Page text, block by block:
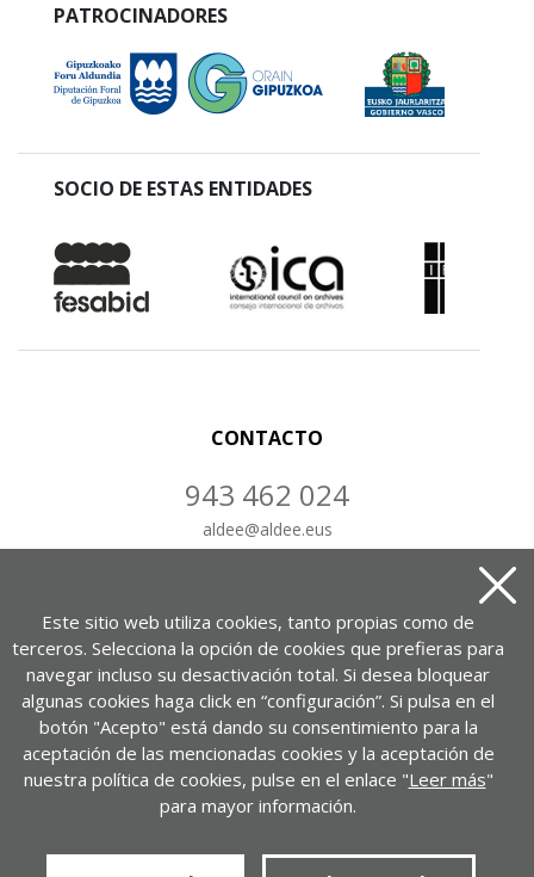
PATROCINADORES
SOCIO DE ESTAS ENTIDADES
CONTACTO
943 462 024
aldee@aldee.eus
Portuetxe kalea, 37, 1-7. bul.
20018 Donostia – Gipuzkoa
VER EN GOOGLE MAPS
Política de privacidad Política de cookies
Este sitio web utiliza cookies, tanto propias como de
terceros. Selecciona la opción de cookies que prefieras para
navegar incluso su desactivación total. Si desea bloquear
algunas cookies haga click en “configuración”. Si pulsa en el
botón "Acepto" está dando su consentimiento para la
aceptación de las mencionadas cookies y la aceptación de
nuestra política de cookies, pulse en el enlace "Leer más"
para mayor información.